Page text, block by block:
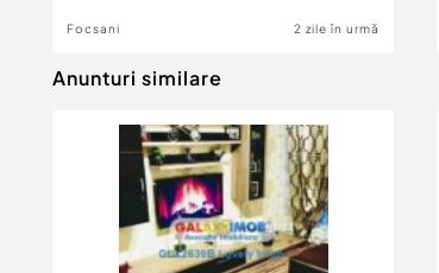
Focsani 2 zile în urmă
Anunturi similare